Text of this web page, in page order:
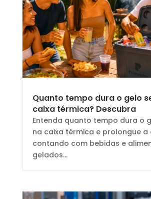
Quanto tempo dura o gelo
caixa térmica? Descubra
Entenda quanto tempo dura o
na caixa térmica e prolongue a
contando com bebidas e
gelados...